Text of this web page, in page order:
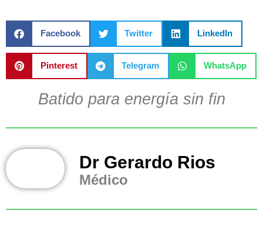
Facebook Twitter LinkedIn
Pinterest Telegram WhatsApp
Batido para energía sin fin
Dr Gerardo Rios
Médico